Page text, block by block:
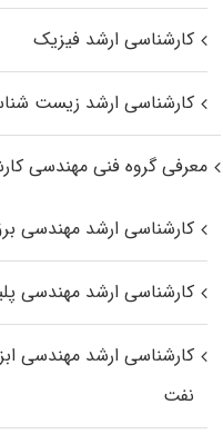
کارشناسی ارشد فیزیک
کارشناسی ارشد زیست‌
معرفی گروه فنی مهندسی
کارشناسی ارشد مهندسی
کارشناسی ارشد مهندسی
کارشناسی ارشد مهندسی
نفت